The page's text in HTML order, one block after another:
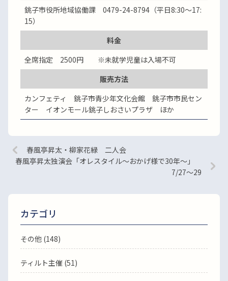
銚子市役所地域協働課 0479-24-8794（平日8:30～17:
15）
料金
全席指定 2500円 ※未就学児童は入場不可
販売方法
カンフェティ 銚子市青少年文化会館 銚子市市民セン
ター イオンモール銚子しおさいプラザ ほか
春風亭昇太・柳家花緑 二人会
春風亭昇太独演会「オレスタイル～おかげ様で30年～」
7/27～29
カテゴリ
その他 (148)
ティルト主催 (51)